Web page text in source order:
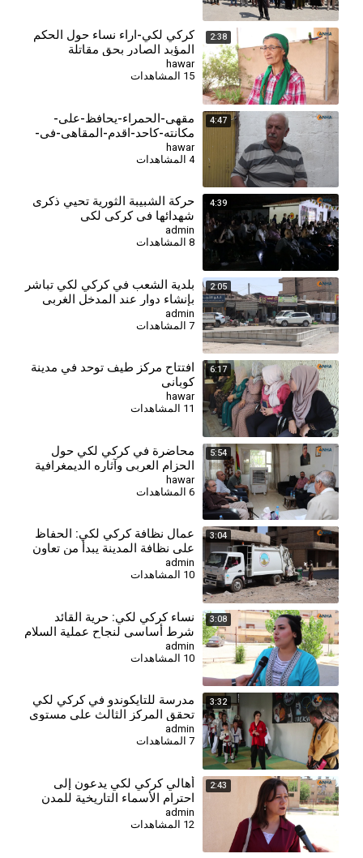
2:38
كركي لكي-اراء نساء حول الحكم
المؤبد الصادر بحق مقاتلة
جيجك-8-1
hawar
15 المشاهدات
4:47
مقهى-الحمراء-يحافظ-على-
مكانته-كاحد-اقدم-المقاهي-في-
الدرباسية-2026-7-28
hawar
4:39
⁣حركة الشبيبة الثورية تحيي ذكرى
شهدائها في كركي لكي
admin
8 المشاهدات
2:05
بلدية الشعب في كركي لكي تباشر
بإنشاء دوار عند المدخل الغربي
admin
7 المشاهدات
6:17
افتتاح مركز طيف توحد في مدينة
كوباني
hawar
11 المشاهدات
5:54
محاضرة في كركي لكي حول
الحزام العربي وآثاره الديمغرافية
والثقافية
hawar
6 المشاهدات
3:04
⁣عمال نظافة كركي لكي: الحفاظ
على نظافة المدينة يبدأ من تعاون
المواطنين
admin
10 المشاهدات
3:08
⁣نساء كركي لكي: حرية القائد
شرط أساسي لنجاح عملية السلام
وحل القضية الكردية
admin
10 المشاهدات
3:32
⁣مدرسة للتايكوندو في كركي لكي
تحقق المركز الثالث على مستوى
سوريا
admin
7 المشاهدات
2:43
أهالي كركي لكي يدعون إلى
احترام الأسماء التاريخية للمدن
والقرى الكردية
admin